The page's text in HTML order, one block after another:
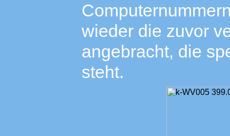
wieder die zuvor
angebracht, die
steht.